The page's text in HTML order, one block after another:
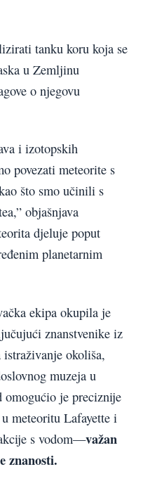
tanku koru koja se
u Zemljinu
o njegovu
i izotopskih
povezati meteorite s
što smo učinili s
objašnjava
djeluje poput
planetarnim
ekipa okupila je
znanstvenike iz
istraživanje okoliša,
muzeja u
je preciznije
meteoritu Lafayette i
s vodom—važan
znanosti.